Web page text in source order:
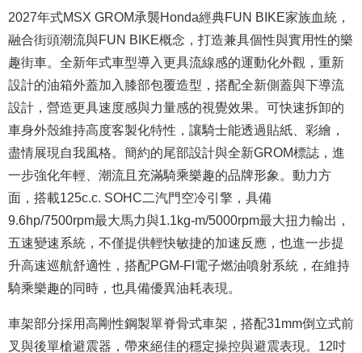
2027年式MSX GROM承襲Honda經典FUN BIKE家族血統，
融合街頭潮流與FUN BIKE概念，打造兼具個性與實用性的樂
趣街車。全新年式車型導入更具流線感的運動化外觀，重新
設計的油箱外蓋加入膝部包覆造型，搭配全新側蓋與下導流
設計，營造更具速度感與力量感的視覺效果。可快速拆卸的
車身外殼維持高度客製化特性，讓騎士能透過貼紙、彩繪，
盡情展現自我風格。簡約的尾部設計與全新GROM標誌，進
一步強化年輕、潮流且充滿騎乘樂趣的品牌形象。動力方
面，搭載125c.c. SOHC二汽門空冷引擎，具備
9.6hp/7500rpm最大馬力與1.1kg-m/5000rpm最大扭力輸出，
五速變速系統，不僅提供輕快敏捷的加速反應，也進一步提
升高速巡航舒適性，搭配PGM-FI電子燃油噴射系統，在維持
騎乘樂趣的同時，也具備優異油耗表現。
車架部分採用高剛性鋼製單脊骨式車架，搭配31mm倒立式前
叉與後單槍避震器，帶來絕佳的穩定操控與避震表現。12吋